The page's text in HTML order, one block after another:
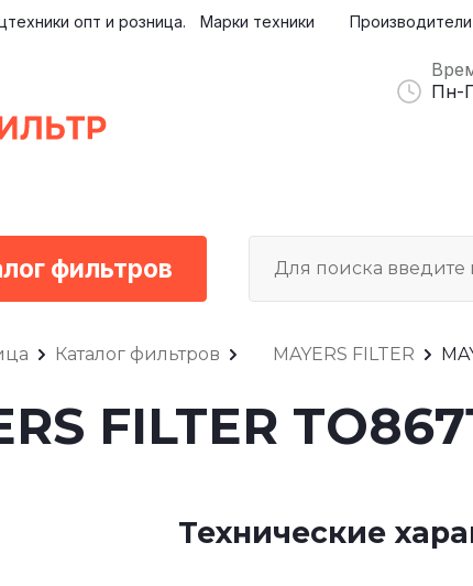
фильтров
опт и розница. Марки техники
Пн-
Каталог фильтров MAYERS FILTER
FILTER
Технические